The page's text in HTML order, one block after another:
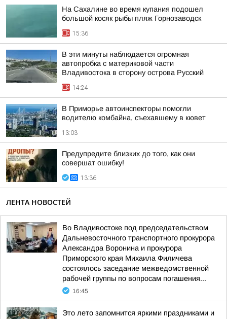
На Сахалине во время купания подошел
большой косяк рыбы пляж Горнозаводск
15:36
В эти минуты наблюдается огромная
автопробка с материковой части
Владивостока в сторону острова Русский
14:24
В Приморье автоинспекторы помогли
водителю комбайна, съехавшему в кювет
13:03
Предупредите близких до того, как они
совершат ошибку!
13:36
ЛЕНТА НОВОСТЕЙ
Во Владивостоке под председательством
Дальневосточного транспортного прокурора
Александра Воронина и прокурора
Приморского края Михаила Филичева
состоялось заседание межведомственной
рабочей группы по вопросам погашения...
16:45
Это лето запомнится яркими праздниками и